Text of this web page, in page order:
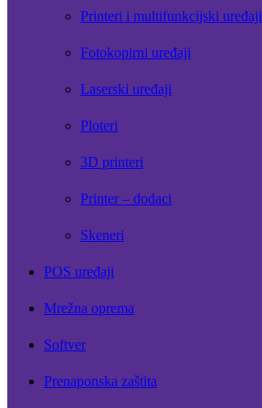
Printeri i multifunkcijski uređaji
Fotokopirni uređaji
Laserski uređaji
Ploteri
3D printeri
Printer – dodaci
Skeneri
POS uređaji
Mrežna oprema
Softver
Prenaponska zaštita